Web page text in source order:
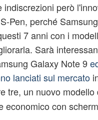
indiscrezioni però
Pen, perché
7 anni con i
Sarà
Galaxy Note 9
lanciati sul mercato
tre, un nuovo modello
economico con